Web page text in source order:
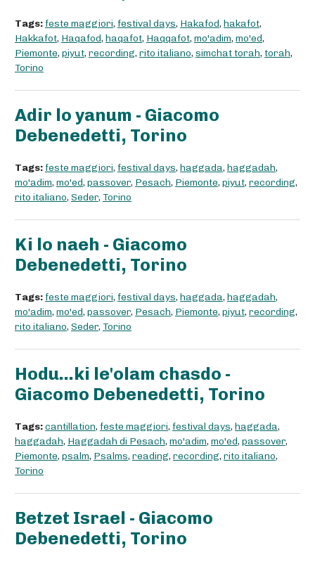
Tags: feste maggiori, festival days, Hakafod, hakafot,
Hakkafot, Haqafod, haqafot, Haqqafot, mo'adim, mo'ed,
Piemonte, piyut, recording, rito italiano, simchat torah, torah,
Torino
Adir lo yanum - Giacomo
Debenedetti, Torino
Tags: feste maggiori, festival days, haggada, haggadah,
mo'adim, mo'ed, passover, Pesach, Piemonte, piyut, recording,
rito italiano, Seder, Torino
Ki lo naeh - Giacomo
Debenedetti, Torino
Tags: feste maggiori, festival days, haggada, haggadah,
mo'adim, mo'ed, passover, Pesach, Piemonte, piyut, recording,
rito italiano, Seder, Torino
Hodu...ki le'olam chasdo -
Giacomo Debenedetti, Torino
Tags:cantillation, feste maggiori, festival days, haggada,
haggadah, Haggadah di Pesach, mo'adim, mo'ed, passover,
Piemonte, psalm, Psalms, reading, recording, rito italiano,
Torino
Betzet Israel - Giacomo
Debenedetti, Torino